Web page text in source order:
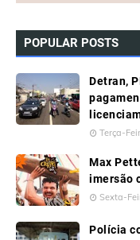
POPULAR POSTS
Detran,
Terça-
Max
imersão
Sexta-
Polícia